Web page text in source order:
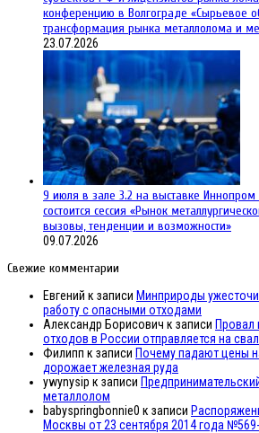
конференцию в Волгограде «Сырьевое
трансформация рынка металлолома и
23.07.2026
9 июля в зале 3.2 на выставке Иннопром
состоится сессия «Рынок
вызовы, тенденции и возможности»
09.07.2026
Свежие комментарии
Евгений к записи Минприроды
работу с опасными отходами
Александр Борисович к записи Провал
отходов в России отправляется на
Филипп к записи Почему падают цены
дорожает железная руда
ywynysip к записи
металлолом
babyspringbonnie0 к записи
Москвы от 23 сентября 2014 года